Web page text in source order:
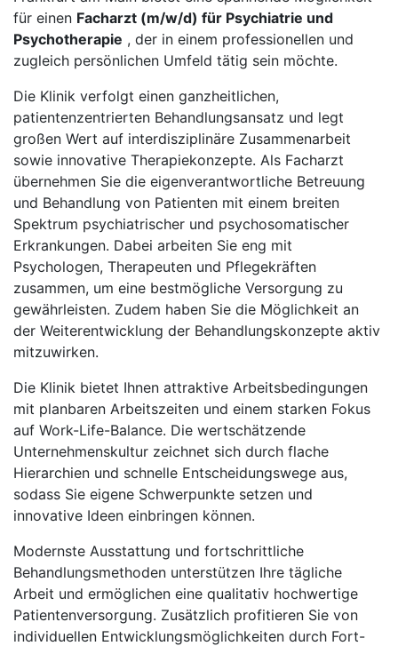
für einen Facharzt (m/w/d) für Psychiatrie und
Psychotherapie , der in einem professionellen und
zugleich persönlichen Umfeld tätig sein möchte.
Die Klinik verfolgt einen ganzheitlichen,
patientenzentrierten Behandlungsansatz und legt
großen Wert auf interdisziplinäre Zusammenarbeit
sowie innovative Therapiekonzepte. Als Facharzt
übernehmen Sie die eigenverantwortliche Betreuung
und Behandlung von Patienten mit einem breiten
Spektrum psychiatrischer und psychosomatischer
Erkrankungen. Dabei arbeiten Sie eng mit
Psychologen, Therapeuten und Pflegekräften
zusammen, um eine bestmögliche Versorgung zu
gewährleisten. Zudem haben Sie die Möglichkeit an
der Weiterentwicklung der Behandlungskonzepte aktiv
mitzuwirken.
Die Klinik bietet Ihnen attraktive Arbeitsbedingungen
mit planbaren Arbeitszeiten und einem starken Fokus
auf Work-Life-Balance. Die wertschätzende
Unternehmenskultur zeichnet sich durch flache
Hierarchien und schnelle Entscheidungswege aus,
sodass Sie eigene Schwerpunkte setzen und
innovative Ideen einbringen können.
Modernste Ausstattung und fortschrittliche
Behandlungsmethoden unterstützen Ihre tägliche
Arbeit und ermöglichen eine qualitativ hochwertige
Patientenversorgung. Zusätzlich profitieren Sie von
individuellen Entwicklungsmöglichkeiten durch Fort-